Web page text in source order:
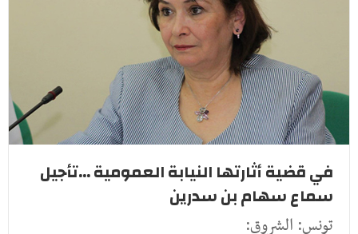
في قضية أثارتها النيابة العمومية ...تأجيل
سماع سهام بن سدرين
تونس: الشروق: